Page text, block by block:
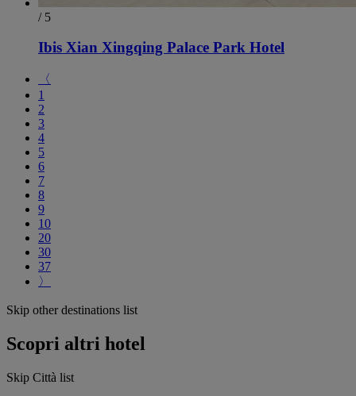
/ 5
Ibis Xian Xingqing Palace Park Hotel
〈
1
2
3
4
5
6
7
8
9
10
20
30
37
〉
Skip other destinations list
Scopri altri hotel
Skip Città list